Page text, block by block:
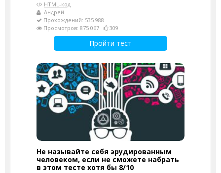
HTML-код
Андрей
Прохождений: 535 988
Просмотров: 875 067
309
Пройти тест
Не называйте себя эрудированным
человеком, если не сможете набрать
в этом тесте хотя бы 8/10